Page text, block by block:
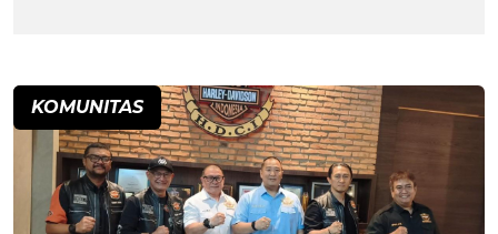
KOMUNITAS